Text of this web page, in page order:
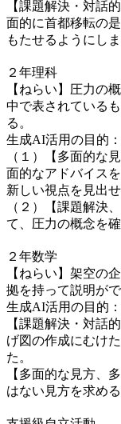
【課題解決・対話
面的に首都移転の
もたせるようにしま
２年理科
【ねらい】圧力の
中で表されている
る。
生成AI活用の目的：
（１）【多面的な
面的なアドバイス
新しい視点を見出
（２）【課題解決
て、圧力の概念を
２年数学
【ねらい】架空の
拠を持って説明がで
生成AI活用の目的：
【課題解決・対話
げ図の作成にむけ
た。
【多面的な見方、
はない見方を求め